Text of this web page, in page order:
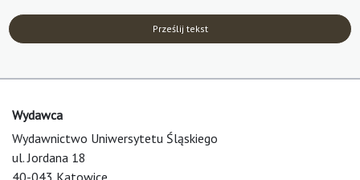
Prześlij tekst
Wydawca
Wydawnictwo Uniwersytetu Śląskiego
ul. Jordana 18